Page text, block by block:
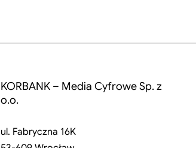
KORBANK – Media Cyfrowe Sp. z
o.o.
ul. Fabryczna 16K